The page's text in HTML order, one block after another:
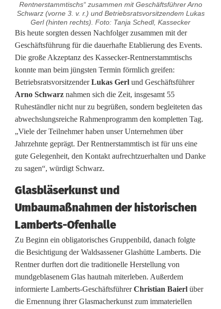
Rentnerstammtischs“ zusammen mit Geschäftsführer Arno
Schwarz (vorne 3. v. r.) und Betriebsratsvorsitzendem Lukas
Gerl (hinten rechts). Foto: Tanja Schedl, Kassecker
E
h
e
m
a
i
g
e
a
t
m
e
n
K
Bis heute sorgten dessen Nachfolger zusammen mit der
Geschäftsführung für die dauerhafte Etablierung des Events.
Die große Akzeptanz des Kassecker-Rentnerstammtischs
konnte man beim jüngsten Termin förmlich greifen:
BetriebsratsvorsitzenderLukas Gerl und Geschäftsführer
Arno Schwarz nahmen sich die Zeit, insgesamt 55
Ruheständler nicht nur zu begrüßen, sondern begleiteten das
abwechslungsreiche Rahmenprogramm den kompletten Tag.
„Viele der Teilnehmer haben unser Unternehmen über
Jahrzehnte geprägt. Der Rentnerstammtisch ist für uns eine
gute Gelegenheit, den Kontakt aufrechtzuerhalten und Danke
zu sagen“, würdigt Schwarz.
Glasbläserkunst und
Umbaumaßnahmen der historischen
Lamberts-Ofenhalle
Zu Beginn ein obligatorisches Gruppenbild, danach folgte
die Besichtigung der Waldsassener Glashütte Lamberts. Die
Rentner durften dort die traditionelle Herstellung von
mundgeblasenem Glas hautnah miterleben. Außerdem
informierte Lamberts-GeschäftsführerChristian Baierl über
die Ernennung ihrer Glasmacherkunst zum immateriellen